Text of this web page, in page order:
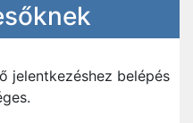
jelentkezéshez belépés